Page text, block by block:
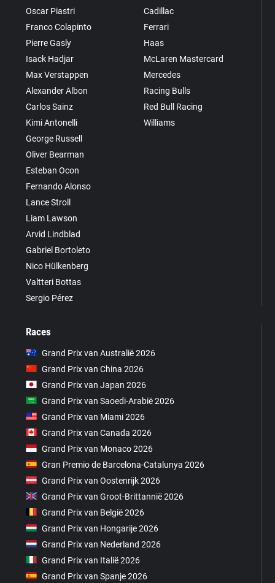
Oscar Piastri
Franco Colapinto
Pierre Gasly
Isack Hadjar
Max Verstappen
Alexander Albon
Carlos Sainz
Kimi Antonelli
George Russell
Oliver Bearman
Esteban Ocon
Fernando Alonso
Lance Stroll
Liam Lawson
Arvid Lindblad
Gabriel Bortoleto
Nico Hülkenberg
Valtteri Bottas
Sergio Pérez
Cadillac
Ferrari
Haas
McLaren Mastercard
Mercedes
Racing Bulls
Red Bull Racing
Williams
Races
Grand Prix van Australië 2026
Grand Prix van China 2026
Grand Prix van Japan 2026
Grand Prix van Saoedi-Arabië 2026
Grand Prix van Miami 2026
Grand Prix van Canada 2026
Grand Prix van Monaco 2026
Gran Premio de Barcelona-Catalunya 2026
Grand Prix van Oostenrijk 2026
Grand Prix van Groot-Brittannië 2026
Grand Prix van België 2026
Grand Prix van Hongarije 2026
Grand Prix van Nederland 2026
Grand Prix van Italië 2026
Grand Prix van Spanje 2026